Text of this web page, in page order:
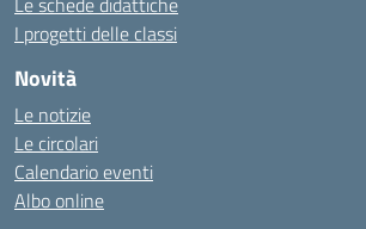
I progetti delle classi
Novità
Le notizie
Le circolari
Calendario eventi
Albo online